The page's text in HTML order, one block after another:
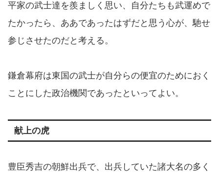
平家の武士達を羨ましく思い、自分たちも武運めで
たかったら、ああであったはずだと思う心が、馳せ
参じさせたのだと考える。
鎌倉幕府は東国の武士が自分らの便宜のためにおく
ことにした政治機関であったといってよい。
献上の虎
豊臣秀吉の朝鮮出兵で、出兵していた諸大名の多く